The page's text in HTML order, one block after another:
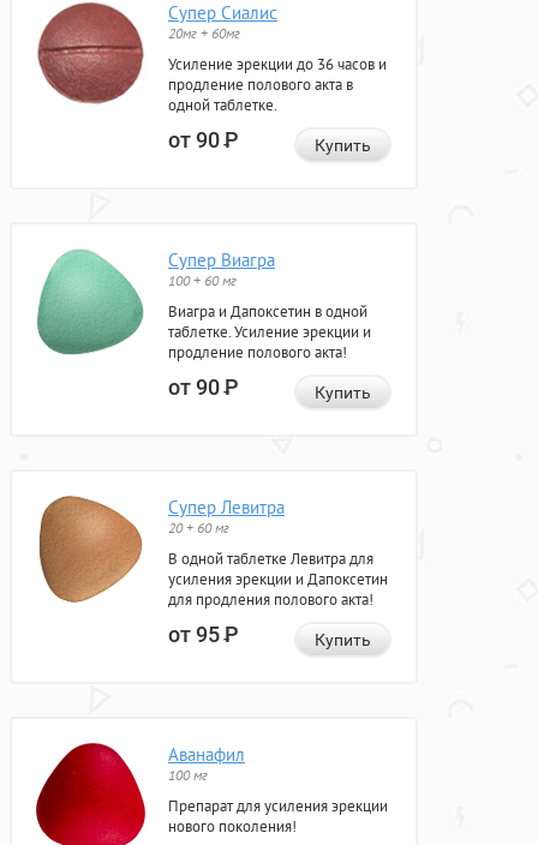
Супер Сиалис
20мг + 60мг
Усиление эрекции до 36 часов и
продление полового акта в
одной таблетке.
от 90Р Купить
Супер Виагра
100 + 60 мг
Виагра и Дапоксетин в одной
таблетке. Усиление эрекции и
продление полового акта!
от 90Р Купить
Супер Левитра
20 + 60 мг
В одной таблетке Левитра для
усиления эрекции и Дапоксетин
для продления полового акта!
от 95Р Купить
Аванафил
100 мг
Препарат для усиления эрекции
нового поколения!